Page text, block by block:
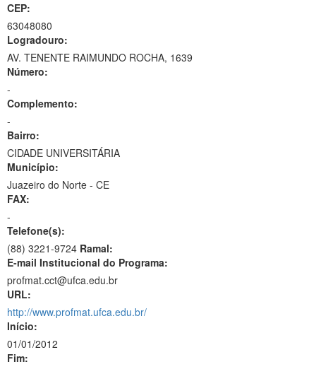
CEP:
63048080
Logradouro:
AV. TENENTE RAIMUNDO ROCHA, 1639
Número:
-
Complemento:
-
Bairro:
CIDADE UNIVERSITÁRIA
Município:
Juazeiro do Norte - CE
FAX:
-
Telefone(s):
(88) 3221-9724 Ramal:
E-mail Institucional do Programa:
profmat.cct@ufca.edu.br
URL:
http://www.profmat.ufca.edu.br/
Início:
01/01/2012
Fim: